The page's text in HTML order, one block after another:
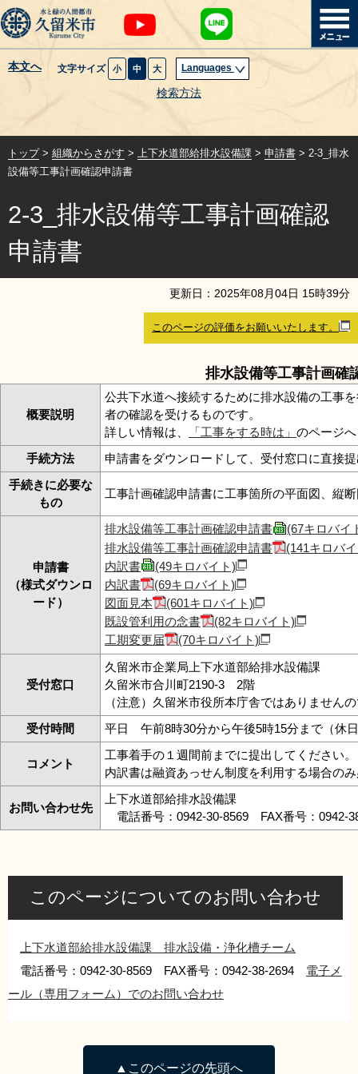
本文へ 文字サイズ 小 中 大 Languages
検索方法
暮らし・届出
健康・医療・福祉
観光魅力・イベント
創業・産業・ビジネス
組織から探す
利用ガイド
RSS プライバシーポリシー
サイトについて
閉じる
トップ> 組織からさがす > 上下水道部給排水設備課 > 申請書 > 2-3_排水
設備等工事計画確認申請書
2-3_排水設備等工事計画確認
申請書
更新日： 2025年08月04日 15時39分
このページの評価をお願いいたします。
排水設備等工事計画確
概要説明
公共下水道へ接続するために排水設備の工事
者の確認を受けるものです。
詳しい情報は、
「工事をする時は」 のページへ
手続方法
申請書をダウンロードして、受付窓口に直接
手続きに必要な
もの
工事計画確認申請書に工事箇所の平面図、縦
申請書
（様式ダウンロ
ード）
排水設備等工事計画確認申請書
(67キロバイ
排水設備等工事計画確認申請書
(141キロバ
内訳書
(49キロバイト)
内訳書
(69キロバイト)
図面見本
(601キロバイト)
既設管利用の念書
(82キロバイト)
工期変更届
(70キロバイト)
受付窓口
久留米市企業局上下水道部給排水設備課
久留米市合川町2190-3 2階
（注意）久留米市役所本庁舎ではありません
受付時間
平日 午前8時30分から午後5時15分まで（休
コメント
工事着手の１週間前までに提出してください。
内訳書は融資あっせん制度を利用する場合の
お問い合わせ先
上下水道部給排水設備課
電話番号：0942-30-8569 FAX番号：
このページについてのお問い合わせ
上下水道部給排水設備課 排水設備・浄化槽チーム
電話番号：0942-30-8569 FAX番号：0942-38-2694 電子メ
ール（専用フォーム）でのお問い合わせ
▲このページの先頭へ